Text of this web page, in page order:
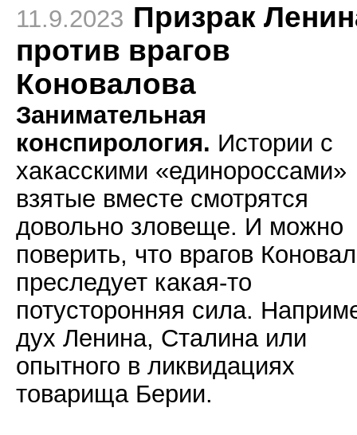
11.9.2023 Призрак
против врагов
Коновалова
Занимательная
конспирология. Истории с
хакасскими «единороссами»
взятые вместе смотрятся
довольно зловеще. И можно
поверить, что врагов
преследует какая-то
потусторонняя сила.
дух Ленина, Сталина или
опытного в ликвидациях
товарища Берии.